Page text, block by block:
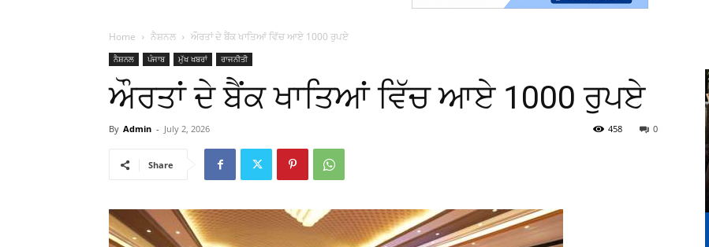
Home ਨੈਸ਼ਨਲ ਔਰਤਾਂ ਦੇ ਬੈਂਕ ਖਾਤਿਆਂ ਵਿੱਚ ਆਏ 1000 ਰੁਪਏ
ਨੈਸ਼ਨਲ ਪੰਜਾਬ ਮੁੱਖ ਖਬਰਾਂ ਰਾਜਨੀਤੀ
ਔਰਤਾਂ ਦੇ ਬੈਂਕ ਖਾਤਿਆਂ ਵਿੱਚ ਆਏ 1000 ਰੁਪਏ
By Admin - July 2, 2026 0
458
Share